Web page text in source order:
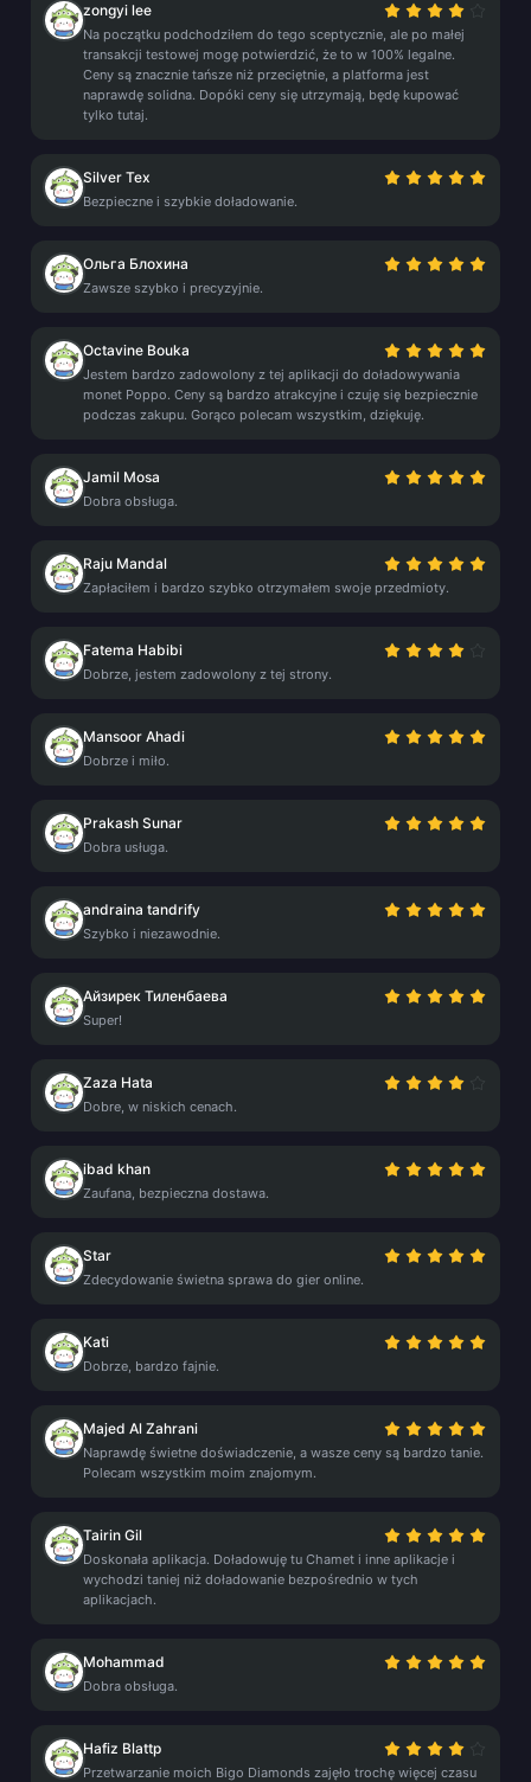
zongyi lee
Na początku podchodziłem do tego sceptycznie, ale po małej
transakcji testowej mogę potwierdzić, że to w 100% legalne.
Ceny są znacznie tańsze niż przeciętnie, a platforma jest
naprawdę solidna. Dopóki ceny się utrzymają, będę kupować
tylko tutaj.
Silver Tex
Bezpieczne i szybkie doładowanie.
Ольга Блохина
Zawsze szybko i precyzyjnie.
Octavine Bouka
Jestem bardzo zadowolony z tej aplikacji do doładowywania
monet Poppo. Ceny są bardzo atrakcyjne i czuję się bezpiecznie
podczas zakupu. Gorąco polecam wszystkim, dziękuję.
Jamil Mosa
Dobra obsługa.
Raju Mandal
Zapłaciłem i bardzo szybko otrzymałem swoje przedmioty.
Fatema Habibi
Dobrze, jestem zadowolony z tej strony.
Mansoor Ahadi
Dobrze i miło.
Prakash Sunar
Dobra usługa.
andraina tandrify
Szybko i niezawodnie.
Айзирек Тиленбаева
Super!
Zaza Hata
Dobre, w niskich cenach.
ibad khan
Zaufana, bezpieczna dostawa.
Star
Zdecydowanie świetna sprawa do gier online.
Kati
Dobrze, bardzo fajnie.
Majed Al Zahrani
Naprawdę świetne doświadczenie, a wasze ceny są bardzo tanie.
Polecam wszystkim moim znajomym.
Tairin Gil
Doskonała aplikacja. Doładowuję tu Chamet i inne aplikacje i
wychodzi taniej niż doładowanie bezpośrednio w tych
aplikacjach.
Mohammad
Dobra obsługa.
Hafiz Blattp
Przetwarzanie moich Bigo Diamonds zajęło trochę więcej czasu